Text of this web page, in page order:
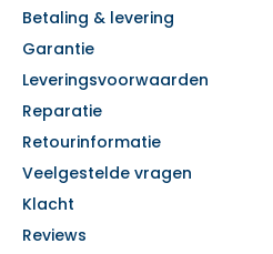
Betaling & levering
Garantie
Leveringsvoorwaarden
Reparatie
Retourinformatie
Veelgestelde vragen
Klacht
Reviews